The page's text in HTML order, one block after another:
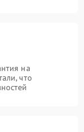
на
что